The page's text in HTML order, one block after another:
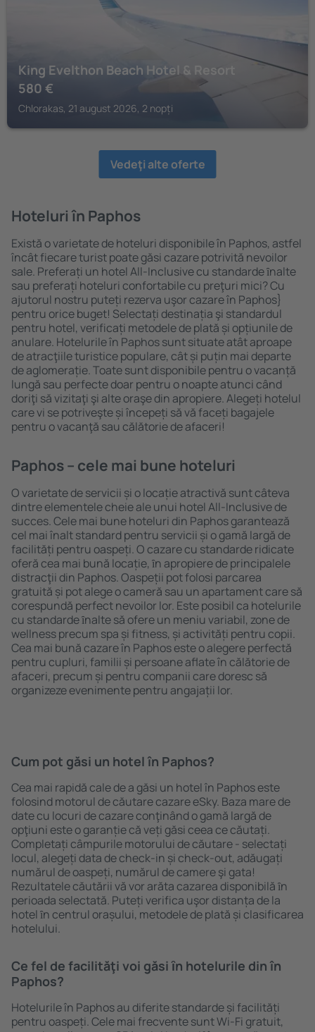
King Evelthon Beach Hotel & Resort
580 €
Chlorakas, 21 august 2026, 2 nopți
Vedeţi alte oferte
Hoteluri în Paphos
Există o varietate de hoteluri disponibile în Paphos, astfel
încât fiecare turist poate găsi cazare potrivită nevoilor
sale. Preferați un hotel All-Inclusive cu standarde ȋnalte
sau preferați hoteluri confortabile cu preţuri mici? Cu
ajutorul nostru puteți rezerva uşor cazare în Paphos}
pentru orice buget! Selectați destinația şi standardul
pentru hotel, verificați metodele de plată și opțiunile de
anulare. Hotelurile în Paphos sunt situate atât aproape
de atracţiile turistice populare, cât și puțin mai departe
de aglomerație. Toate sunt disponibile pentru o vacanță
lungă sau perfecte doar pentru o noapte atunci când
doriţi să vizitaţi şi alte oraşe din apropiere. Alegeți hotelul
care vi se potriveşte și începeți să vă faceți bagajele
pentru o vacanţă sau călătorie de afaceri!
Paphos – cele mai bune hoteluri
O varietate de servicii și o locație atractivă sunt câteva
dintre elementele cheie ale unui hotel All-Inclusive de
succes. Cele mai bune hoteluri din Paphos garantează
cel mai înalt standard pentru servicii și o gamă largă de
facilități pentru oaspeți. O cazare cu standarde ridicate
oferă cea mai bună locație, ȋn apropiere de principalele
distracţii din Paphos. Oaspeții pot folosi parcarea
gratuită și pot alege o cameră sau un apartament care să
corespundă perfect nevoilor lor. Este posibil ca hotelurile
cu standarde ȋnalte să ofere un meniu variabil, zone de
wellness precum spa și fitness, și activități pentru copii.
Cea mai bună cazare în Paphos este o alegere perfectă
pentru cupluri, familii și persoane aflate în călătorie de
afaceri, precum și pentru companii care doresc să
organizeze evenimente pentru angajații lor.
Cum pot găsi un hotel în Paphos?
Cea mai rapidă cale de a găsi un hotel în Paphos este
folosind motorul de căutare cazare eSky. Baza mare de
date cu locuri de cazare conţinând o gamă largă de
opţiuni este o garanție că veți găsi ceea ce căutați.
Completați câmpurile motorului de căutare - selectați
locul, alegeți data de check-in și check-out, adăugați
numărul de oaspeți, numărul de camere şi gata!
Rezultatele căutării vă vor arăta cazarea disponibilă ȋn
perioada selectată. Puteți verifica uşor distanța de la
hotel ȋn centrul orașului, metodele de plată și clasificarea
hotelului.
Ce fel de facilităţi voi găsi ȋn hotelurile din în
Paphos?
Hotelurile în Paphos au diferite standarde și facilități
pentru oaspeți. Cele mai frecvente sunt Wi-Fi gratuit,